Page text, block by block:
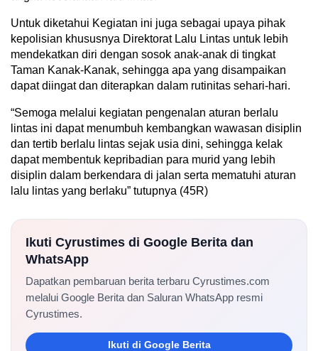
Untuk diketahui Kegiatan ini juga sebagai upaya pihak
kepolisian khususnya Direktorat Lalu Lintas untuk lebih
mendekatkan diri dengan sosok anak-anak di tingkat
Taman Kanak-Kanak, sehingga apa yang disampaikan
dapat diingat dan diterapkan dalam rutinitas sehari-hari.
“Semoga melalui kegiatan pengenalan aturan berlalu
lintas ini dapat menumbuh kembangkan wawasan disiplin
dan tertib berlalu lintas sejak usia dini, sehingga kelak
dapat membentuk kepribadian para murid yang lebih
disiplin dalam berkendara di jalan serta mematuhi aturan
lalu lintas yang berlaku” tutupnya (45R)
Ikuti Cyrustimes di Google Berita dan
WhatsApp
Dapatkan pembaruan berita terbaru Cyrustimes.com
melalui Google Berita dan Saluran WhatsApp resmi
Cyrustimes.
Ikuti di Google Berita